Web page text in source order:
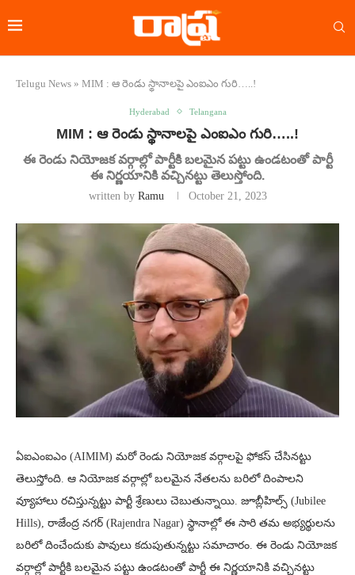
Telugu News » MIM : ఆ రెండు స్థానాలపై ఎంఐఎం గురి…..!
Hyderabad Telangana
MIM : ఆ రెండు స్థానాలపై ఎంఐఎం గురి…..!
ఈ రెండు నియోజక వర్గాల్లో పార్టీకి బలమైన పట్టు ఉండటంతో పార్టీ
ఈ నిర్ణయానికి వచ్చినట్టు తెలుస్తోంది.
written by Ramu October 21, 2023
ఏఐఎంఐఎం (AIMIM) మరో రెండు నియోజక వర్గాలపై ఫోకస్ చేసినట్టు
తెలుస్తోంది. ఆ నియోజక వర్గాల్లో బలమైన నేతలను బరిలో దింపాలని
వ్యూహాలు రచిస్తున్నట్టు పార్టీ శ్రేణులు చెబుతున్నాయి. జూబ్లీహిల్స్ (Jubilee
Hills), రాజేంద్ర నగర్ (Rajendra Nagar) స్థానాల్లో ఈ సారి తమ అభ్యర్థులను
బరిలో దించేందుకు పావులు కదుపుతున్నట్టు సమాచారం. ఈ రెండు నియోజక
వర్గాల్లో పార్టీకి బలమైన పట్టు ఉండటంతో పార్టీ ఈ నిర్ణయానికి వచ్చినట్టు